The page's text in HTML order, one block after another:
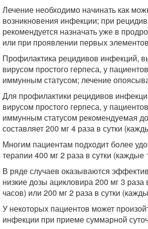
Лечение необходимо начинать как
возникновения инфекции; при
рекомендуется назначать уже в
или при проявлении первых
Профилактика рецидивов инфекций,
вирусом простого герпеса, у
иммунным статусом; лечение
Для профилактики рецидивов
вирусом простого герпеса, у
иммунным статусом рекомендуемая
составляет 200 мг 4 раза в сутки
Многим пациентам подходит более
терапии 400 мг 2 раза в сутки (каждые
В ряде случаев оказываются
низкие дозы ацикловира 200 мг 3 раза
часов) или 200 мг 2 раза в сутки
У некоторых пациентов может
инфекции при приеме суммарной